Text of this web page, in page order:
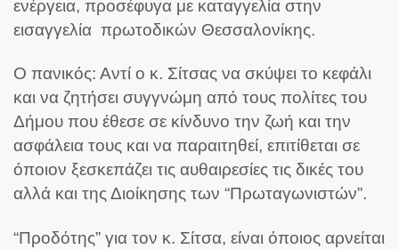
ενέργεια, προσέφυγα με καταγγελία στην
εισαγγελία πρωτοδικών Θεσσαλονίκης.
Ο πανικός: Αντί ο κ. Σίτσας να σκύψει το κεφάλι
και να ζητήσει συγγνώμη από τους πολίτες του
Δήμου που έθεσε σε κίνδυνο την ζωή και την
ασφάλεια τους και να παραιτηθεί, επιτίθεται σε
όποιον ξεσκεπάζει τις αυθαιρεσίες τις δικές του
αλλά και της Διοίκησης των “Πρωταγωνιστών”.
“Προδότης” για τον κ. Σίτσα, είναι όποιος αρνείται